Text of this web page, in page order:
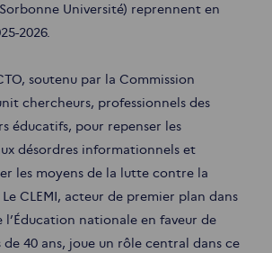
Sorbonne Université) reprennent en
2026.
soutenu par la Commission
chercheurs, professionnels des
éducatifs, pour repenser les
désordres informationnels et
les moyens de la lutte contre la
CLEMI, acteur de premier plan dans
l’Éducation nationale en faveur de
de 40 ans, joue un rôle central dans ce